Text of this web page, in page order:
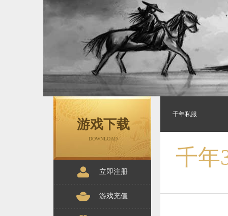
游戏下载
DOWNLOAD
立即注册
游戏充值
千年私服
千年